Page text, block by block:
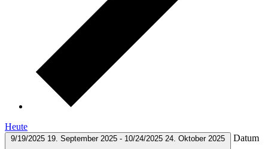
Heute
9/19/2025 19. September 2025 - 10/24/2025 24. Oktober 2025 Datum